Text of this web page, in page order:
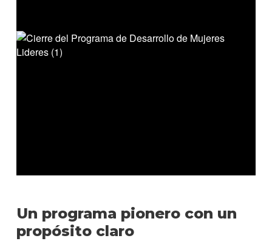
Un programa pionero con un
propósito claro